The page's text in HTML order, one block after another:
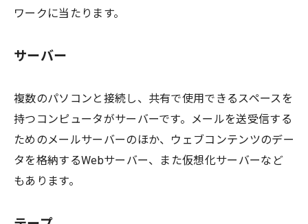
ワークに当たります。
サーバー
複数のパソコンと接続し、共有で使用できるスペースを
持つコンピュータがサーバーです。メールを送受信する
ためのメールサーバーのほか、ウェブコンテンツのデー
タを格納するWebサーバー、また仮想化サーバーなど
もあります。